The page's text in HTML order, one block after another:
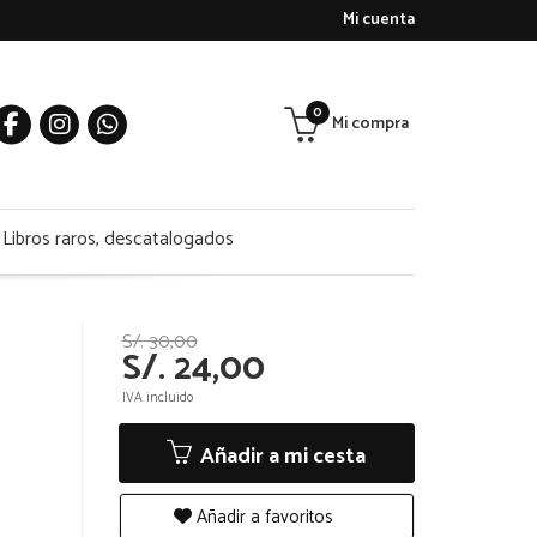
Mi cuenta
Mi compra
0
Libros raros, descatalogados
S/. 30,00
S/. 24,00
IVA incluido
Añadir a mi cesta
Añadir a favoritos